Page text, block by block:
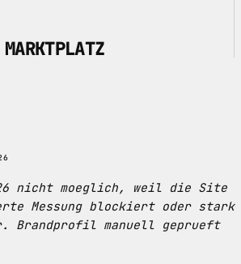
nicht moeglich, weil die Site
Messung blockiert oder stark
Brandprofil manuell geprueft